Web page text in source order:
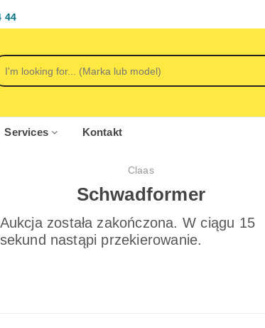
44
Services Kontakt
Claas
Schwadformer
Aukcja została zakończona. W ciągu 15
sekund nastąpi przekierowanie.